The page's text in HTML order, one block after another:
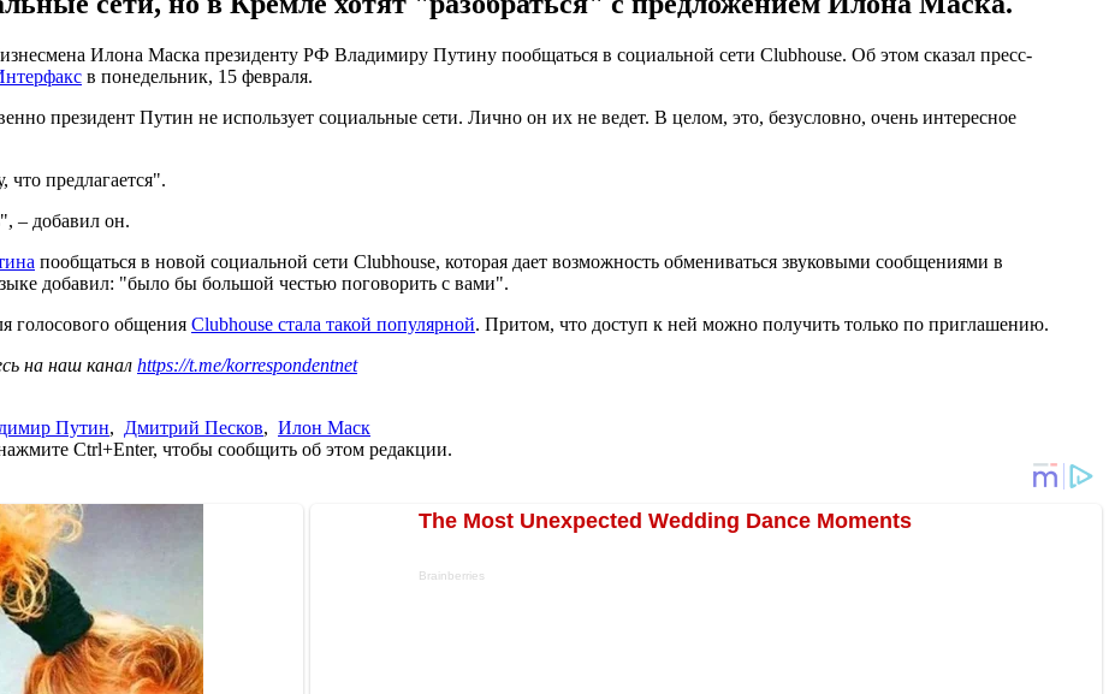
Илона Маска президенту РФ Владимиру Путину пообщаться в социальной сети Clubhouse. Об этом сказал пресс-
в понедельник, 15 февраля.
президент Путин не использует социальные сети. Лично он их не ведет. В целом, это, безусловно, очень интересное
предлагается".
– добавил он.
пообщаться в новой социальной сети Clubhouse, которая дает возможность обмениваться звуковыми сообщениями в
добавил: "было бы большой честью поговорить с вами".
голосового общения Clubhouse стала такой популярной. Притом, что доступ к ней можно получить только по приглашению.
на наш канал https://t.me/korrespondentnet
Путин, Дмитрий Песков, Илон Маск
Ctrl+Enter, чтобы сообщить об этом редакции.